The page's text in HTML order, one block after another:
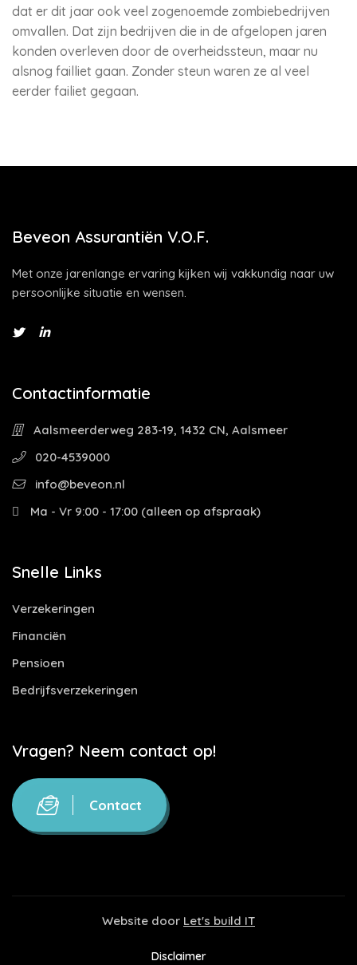
dat er dit jaar ook veel zogenoemde zombiebedrijven
omvallen. Dat zijn bedrijven die in de afgelopen jaren
konden overleven door de overheidssteun, maar nu
alsnog failliet gaan. Zonder steun waren ze al veel
eerder failiet gegaan.
Beveon Assurantiën V.O.F.
Met onze jarenlange ervaring kijken wij vakkundig naar uw
persoonlijke situatie en wensen.
Contactinformatie
Aalsmeerderweg 283-19, 1432 CN, Aalsmeer
020-4539000
info@beveon.nl
Ma - Vr 9:00 - 17:00 (alleen op afspraak)
Snelle Links
Verzekeringen
Financiën
Pensioen
Bedrijfsverzekeringen
Vragen? Neem contact op!
Contact
Website door Let's build IT
Disclaimer